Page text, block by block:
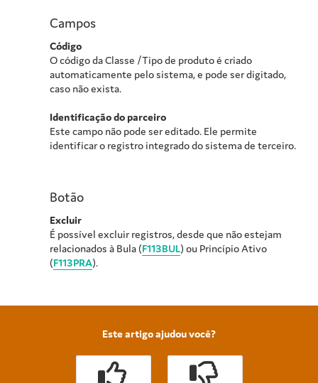
Campos
Código
O código da Classe /Tipo de produto é criado
automaticamente pelo sistema, e pode ser digitado,
caso não exista.
Identificação do parceiro
Este campo não pode ser editado. Ele permite
identificar o registro integrado do sistema de terceiro.
Botão
Excluir
É possível excluir registros, desde que não estejam
relacionados à Bula (F113BUL) ou Princípio Ativo
(F113PRA).
Este artigo ajudou você?